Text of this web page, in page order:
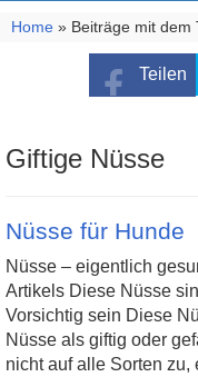
Home » Beiträge mit dem
Teilen
Giftige Nüsse
Nüsse für Hunde
Nüsse – eigentlich
Artikels Diese Nüsse
Vorsichtig sein Diese
Nüsse als giftig oder
nicht auf alle Sorten